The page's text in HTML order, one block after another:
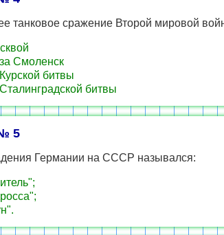
танковое сражение Второй мировой
Смоленск
битвы
битвы
5
Германии на СССР назывался: